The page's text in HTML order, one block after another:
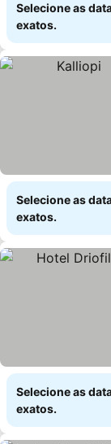
Selecione as
exatos.
Selecione as
exatos.
Selecione as
exatos.